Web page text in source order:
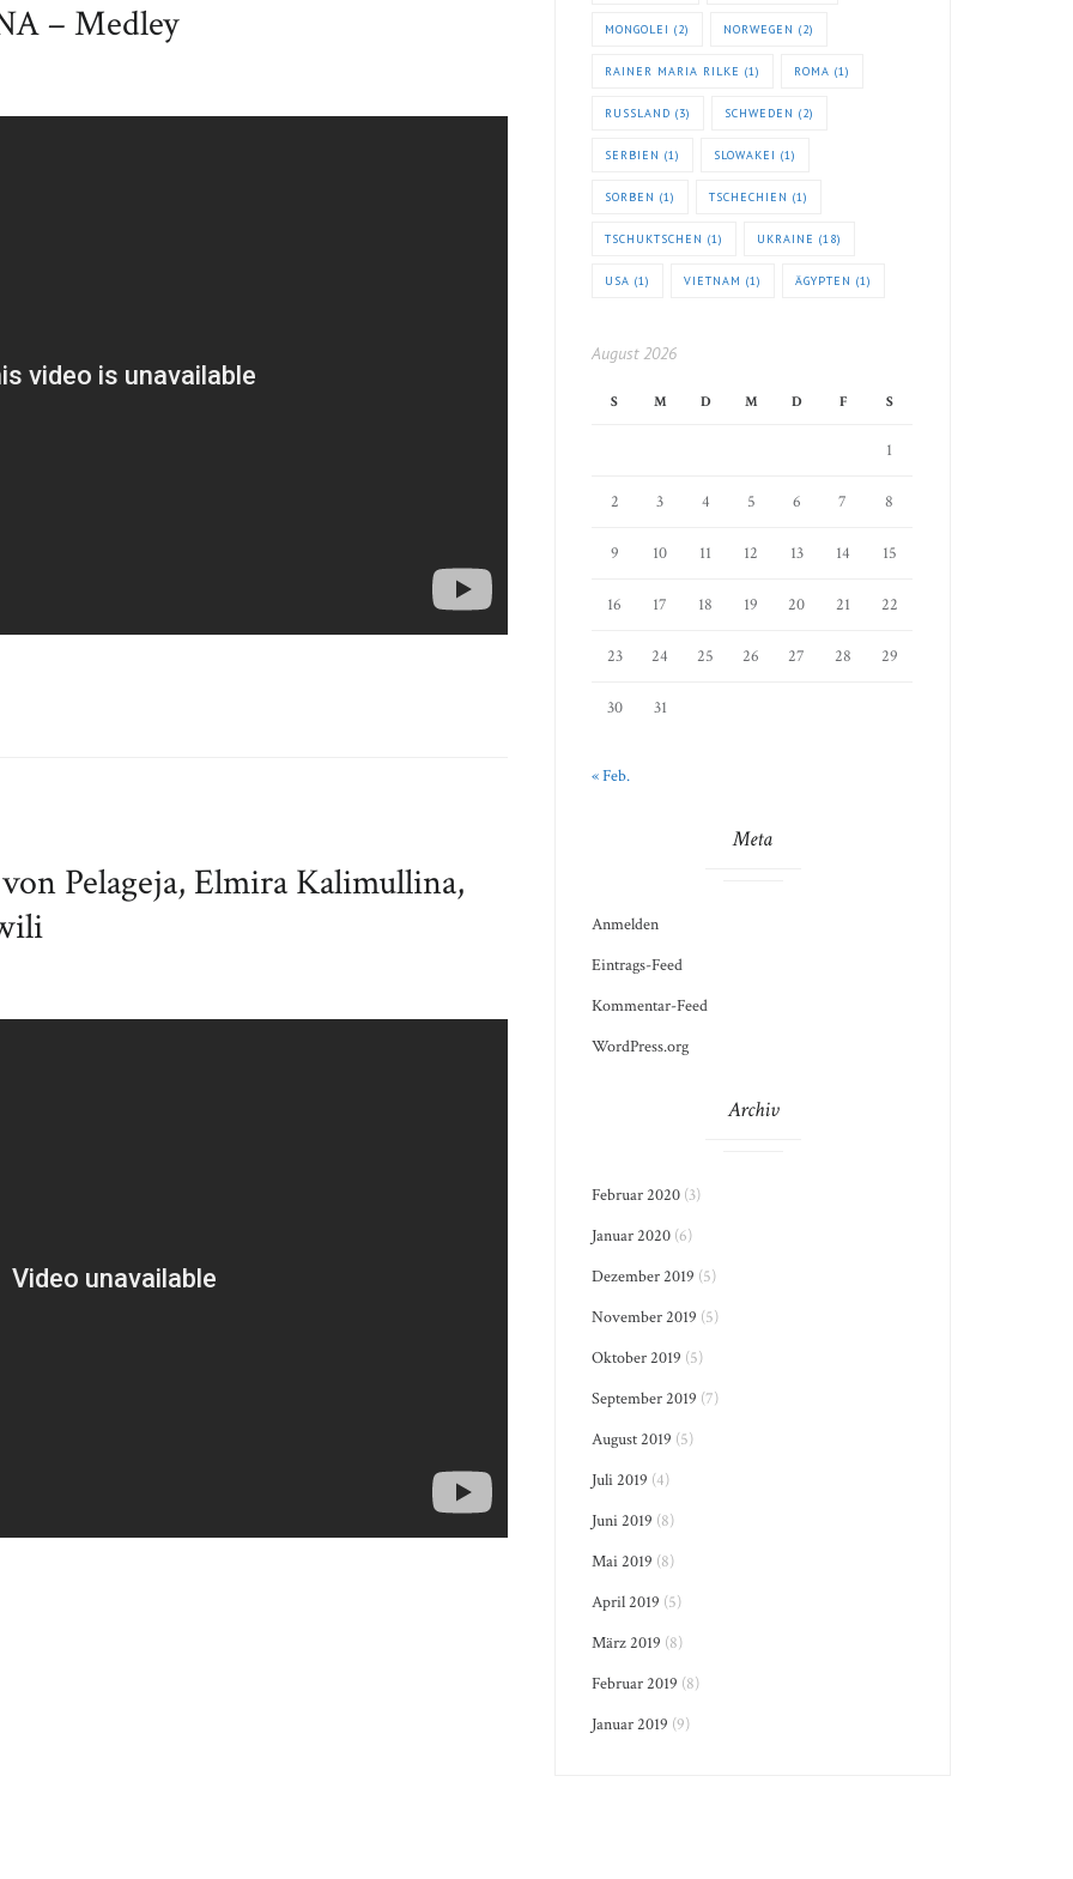
– Medley
Pelageja, Elmira Kalimullina,
MONGOLEI (2) NORWEGEN (2)
RAINER MARIA RILKE (1) ROMA (1)
RUSSLAND (3) SCHWEDEN (2)
SERBIEN (1) SLOWAKEI (1)
SORBEN (1) TSCHECHIEN (1)
TSCHUKTSCHEN (1) UKRAINE (18)
USA (1) VIETNAM (1) ÄGYPTEN (1)
August 2026
S M D M D F S
1
2 3 4 5 6 7 8
9 10 11 12 13 14 15
16 17 18 19 20 21 22
23 24 25 26 27 28 29
30 31
« Feb.
Meta
Anmelden
Eintrags-Feed
Kommentar-Feed
WordPress.org
Archiv
Februar 2020 (3)
Januar 2020 (6)
Dezember 2019 (5)
November 2019 (5)
Oktober 2019 (5)
September 2019 (7)
August 2019 (5)
Juli 2019 (4)
Juni 2019 (8)
Mai 2019 (8)
April 2019 (5)
März 2019 (8)
Februar 2019 (8)
Januar 2019 (9)